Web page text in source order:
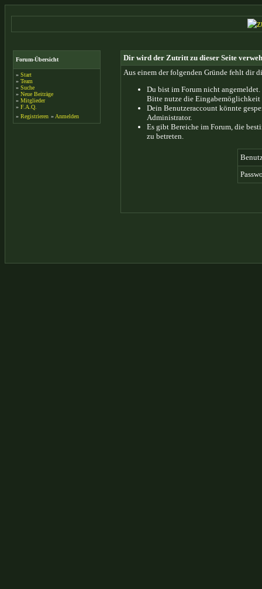
Forum-Übersicht
» Start
» Team
» Suche
» Neue Beiträge
» Mitglieder
» F.A.Q.
» Registrieren » Anmelden
Dir wird der Zutritt zu dieser Seite
Aus einem der folgenden Gründe fehlt dir
Du bist im Forum nicht
Bitte nutze die Eingabemöglichkeit
Dein Benutzeraccount könnte
Administrator.
Es gibt Bereiche im Forum, die
zu betreten.